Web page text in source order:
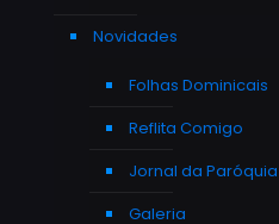
Novidades
Folhas Dominicais
Reflita Comigo
Jornal da Paróquia
Galeria